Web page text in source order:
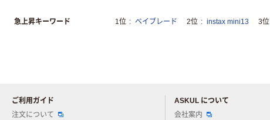
急上昇キーワード 1位 ベイブレード 2位 instax mini13 3位
ご利用ガイド
注文について
ASKUL について
会社案内